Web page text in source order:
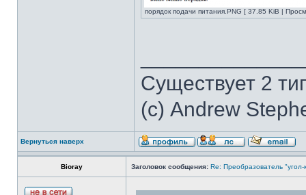
порядок подачи питания.PNG [ 37.85 KiB |
Существует 2
(с) Andrew
Вернуться наверх
Bioray Заголовок сообщения: Re: Преобразователь